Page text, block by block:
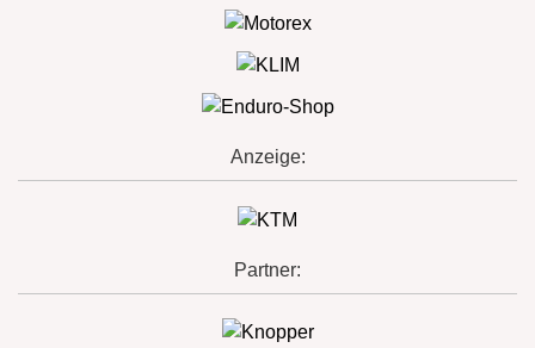
Anzeige:
Partner: